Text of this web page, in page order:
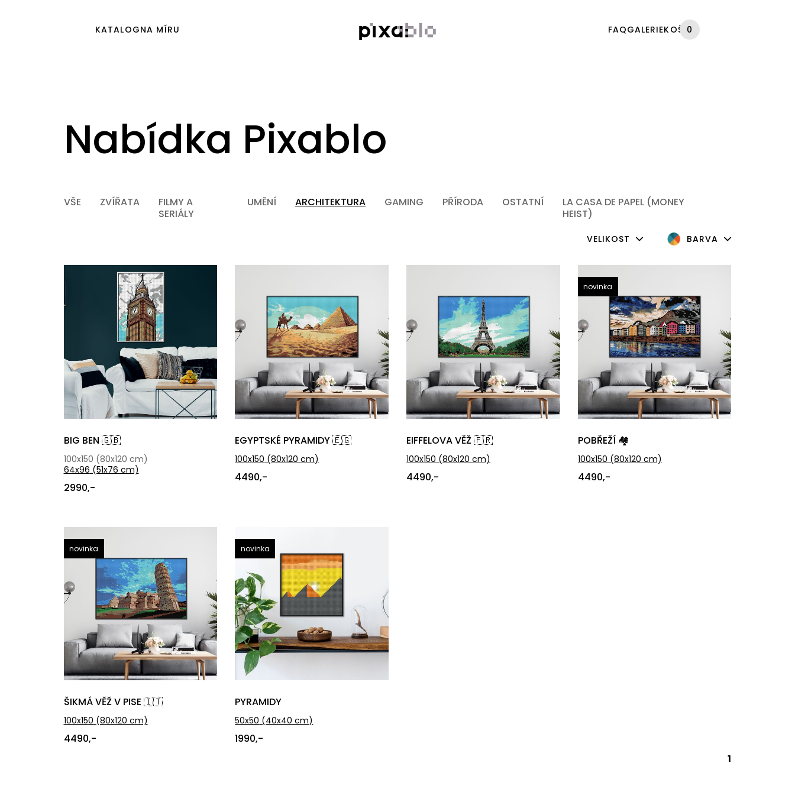
KATALOGNA MÍRU FAQGALERIEKOŠÍK
0
Nabídka Pixablo
VŠE ZVÍŘATA
FILMY A
SERIÁLY
UMĚNÍ ARCHITEKTURA GAMING PŘÍRODA OSTATNÍ
LA CASA DE PAPEL (MONEY
HEIST)
VELIKOST BARVA
BIG BEN 🇬🇧
64x96 (51x76 cm)
100x150 (80x120 cm)
2990,-
EGYPTSKÉ PYRAMIDY 🇪🇬
100x150 (80x120 cm)
4490,-
EIFFELOVA VĚŽ 🇫🇷
100x150 (80x120 cm)
4490,-
novinka
POBŘEŽÍ 🏘️
100x150 (80x120 cm)
4490,-
novinka
ŠIKMÁ VĚŽ V PISE 🇮🇹
100x150 (80x120 cm)
4490,-
novinka
PYRAMIDY
50x50 (40x40 cm)
1990,-
1